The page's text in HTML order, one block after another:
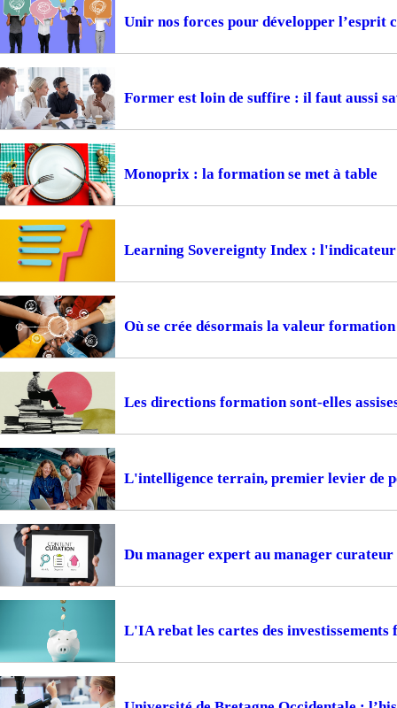
Unir nos forces pour développer l’esprit
Former est loin de suffire : il faut aussi
Monoprix : la formation se met à table
Learning Sovereignty Index :
Où se crée désormais la valeur
Les directions formation sont-elles
L'intelligence terrain, premier levier de
Du manager expert au manager curateur
L'IA rebat les cartes des